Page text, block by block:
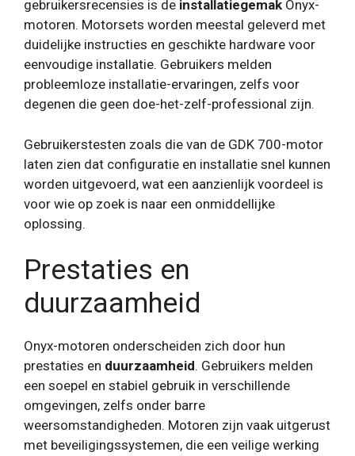
gebruikersrecensies is de installatiegemak Onyx-
motoren. Motorsets worden meestal geleverd met
duidelijke instructies en geschikte hardware voor
eenvoudige installatie. Gebruikers melden
probleemloze installatie-ervaringen, zelfs voor
degenen die geen doe-het-zelf-professional zijn.
Gebruikerstesten zoals die van de GDK 700-motor
laten zien dat configuratie en installatie snel kunnen
worden uitgevoerd, wat een aanzienlijk voordeel is
voor wie op zoek is naar een onmiddellijke
oplossing.
Prestaties en
duurzaamheid
Onyx-motoren onderscheiden zich door hun
prestaties en duurzaamheid. Gebruikers melden
een soepel en stabiel gebruik in verschillende
omgevingen, zelfs onder barre
weersomstandigheden. Motoren zijn vaak uitgerust
met beveiligingssystemen, die een veilige werking